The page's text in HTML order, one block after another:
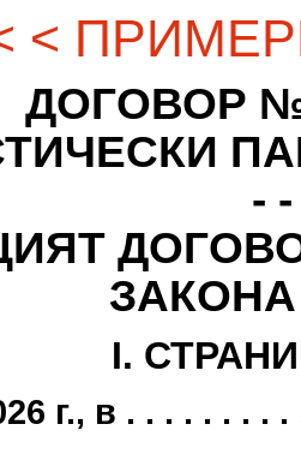
<
ДОГОВОР №
-
I.
г., в . . . . . . . .